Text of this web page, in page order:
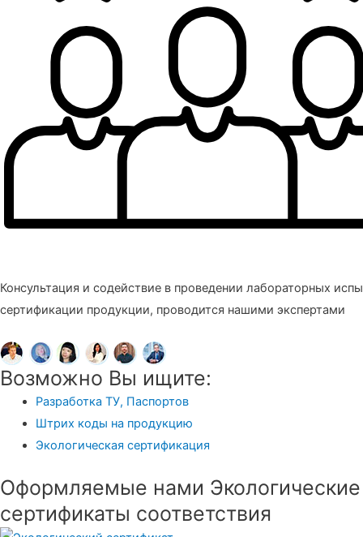
Консультация и содействие в проведении лабораторных
сертификации продукции, проводится нашими экспертами
Возможно Вы ищите:
Разработка ТУ, Паспортов
Штрих коды на продукцию
Экологическая сертификация
Оформляемые нами Экологические
сертификаты соответствия